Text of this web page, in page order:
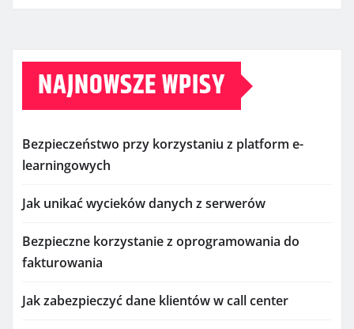
NAJNOWSZE WPISY
Bezpieczeństwo przy korzystaniu z platform e-
learningowych
Jak unikać wycieków danych z serwerów
Bezpieczne korzystanie z oprogramowania do
fakturowania
Jak zabezpieczyć dane klientów w call center